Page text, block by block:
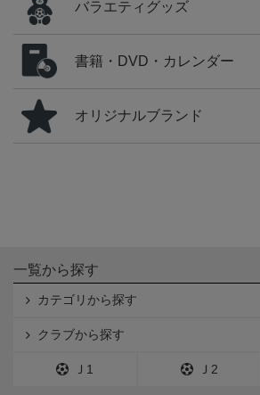
バラエティグッズ
書籍・DVD・カレンダー
オリジナルブランド
一覧から探す
カテゴリから探す
クラブから探す
Ｊ1 Ｊ2